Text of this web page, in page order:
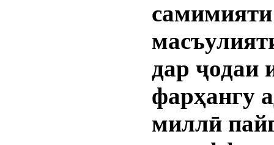
дар ҷодаи
фарҳангу
миллӣ